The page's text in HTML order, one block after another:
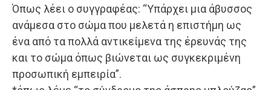
Όπως λέει ο συγγραφέας: “Υπάρχει μια άβυσσος
ανάμεσα στο σώμα που μελετά η επιστήμη ως
ένα από τα πολλά αντικείμενα της έρευνάς της
και το σώμα όπως βιώνεται ως συγκεκριμένη
προσωπική εμπειρία”.